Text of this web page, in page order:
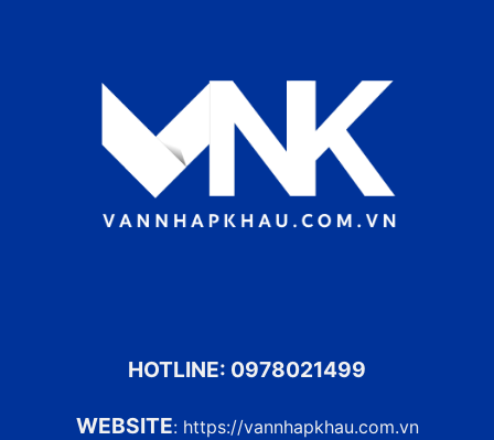
HOTLINE: 0978021499
WEBSITE: https://vannhapkhau.com.vn